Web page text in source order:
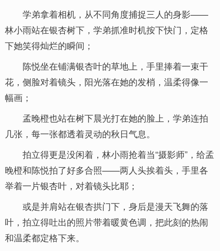
学弟拿着相机，从不同角度捕捉三人的身影——
林小雨站在银杏树下，学弟抓准时机按下快门，定格
下她笑得灿烂的瞬间；
陈悦坐在铺满银杏叶的草地上，手里捧着一束干
花，侧脸对着镜头，阳光落在她的发梢，温柔得像一
幅画；
孟晚橙也站在树下晨光打在她的脸上，学弟连拍
几张，每一张都透着灵动的秋日气息。
拍立得更是没闲着，林小雨抢着当“摄影师”，给孟
晚橙和陈悦拍了好多合照——两人头挨着头，手里各
举着一片银杏叶，对着镜头比耶；
或是并肩站在银杏拱门下，身后是漫天飞舞的落
叶，拍立得吐出的照片带着暖黄色调，把此刻的热闹
和温柔都定格下来。